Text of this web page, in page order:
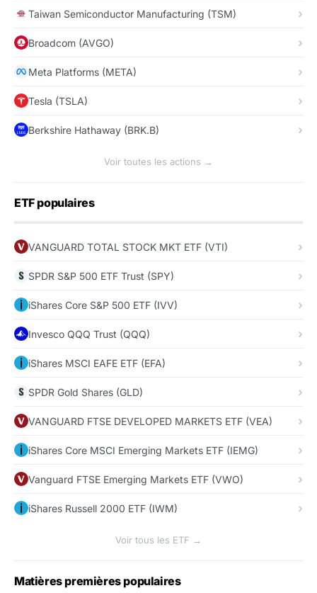
Taiwan Semiconductor Manufacturing (TSM)
Broadcom (AVGO)
Meta Platforms (META)
Tesla (TSLA)
Berkshire Hathaway (BRK.B)
Voir toutes les actions →
ETF populaires
VANGUARD TOTAL STOCK MKT ETF (VTI)
SPDR S&P 500 ETF Trust (SPY)
iShares Core S&P 500 ETF (IVV)
Invesco QQQ Trust (QQQ)
iShares MSCI EAFE ETF (EFA)
SPDR Gold Shares (GLD)
VANGUARD FTSE DEVELOPED MARKETS ETF (VEA)
iShares Core MSCI Emerging Markets ETF (IEMG)
Vanguard FTSE Emerging Markets ETF (VWO)
iShares Russell 2000 ETF (IWM)
Voir tous les ETF →
Matières premières populaires